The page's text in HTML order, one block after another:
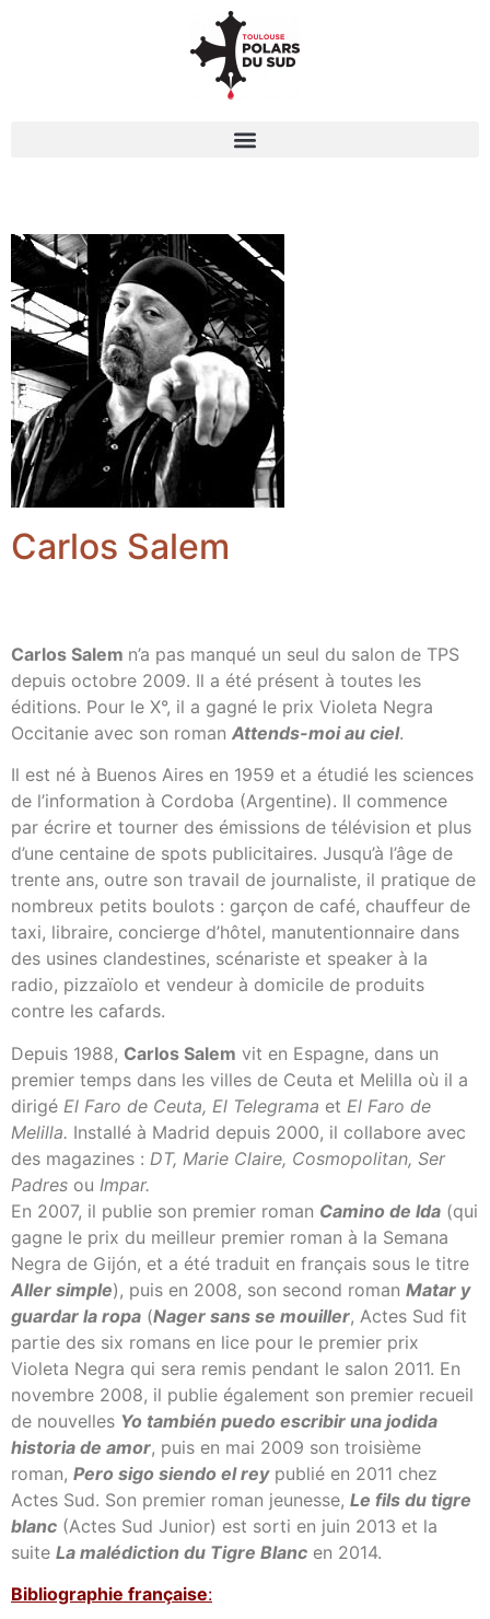
Carlos Salem
Carlos Salem n’a pas manqué un seul du salon de TPS
depuis octobre 2009. Il a été présent à toutes les
éditions. Pour le X°, il a gagné le prix Violeta Negra
Occitanie avec son roman Attends-moi au ciel.
Il est né à Buenos Aires en 1959 et a étudié les sciences
de l’information à Cordoba (Argentine). Il commence
par écrire et tourner des émissions de télévision et plus
d’une centaine de spots publicitaires. Jusqu’à l’âge de
trente ans, outre son travail de journaliste, il pratique de
nombreux petits boulots : garçon de café, chauffeur de
taxi, libraire, concierge d’hôtel, manutentionnaire dans
des usines clandestines, scénariste et speaker à la
radio, pizzaïolo et vendeur à domicile de produits
contre les cafards.
Depuis 1988, Carlos Salem vit en Espagne, dans un
premier temps dans les villes de Ceuta et Melilla où il a
dirigé El Faro de Ceuta, El Telegrama et El Faro de
Melilla. Installé à Madrid depuis 2000, il collabore avec
des magazines : DT, Marie Claire, Cosmopolitan, Ser
Padres ou Impar.
En 2007, il publie son premier roman Camino de Ida (qui
gagne le prix du meilleur premier roman à la Semana
Negra de Gijón, et a été traduit en français sous le titre
Aller simple), puis en 2008, son second roman Matar y
guardar la ropa (Nager sans se mouiller, Actes Sud fit
partie des six romans en lice pour le premier prix
Violeta Negra qui sera remis pendant le salon 2011. En
novembre 2008, il publie également son premier recueil
de nouvelles Yo también puedo escribir una jodida
historia de amor, puis en mai 2009 son troisième
roman, Pero sigo siendo el reypublié en 2011 chez
Actes Sud. Son premier roman jeunesse, Le fils du tigre
blanc (Actes Sud Junior) est sorti en juin 2013 et la
suite La malédiction du Tigre Blanc en 2014.
Bibliographie française: